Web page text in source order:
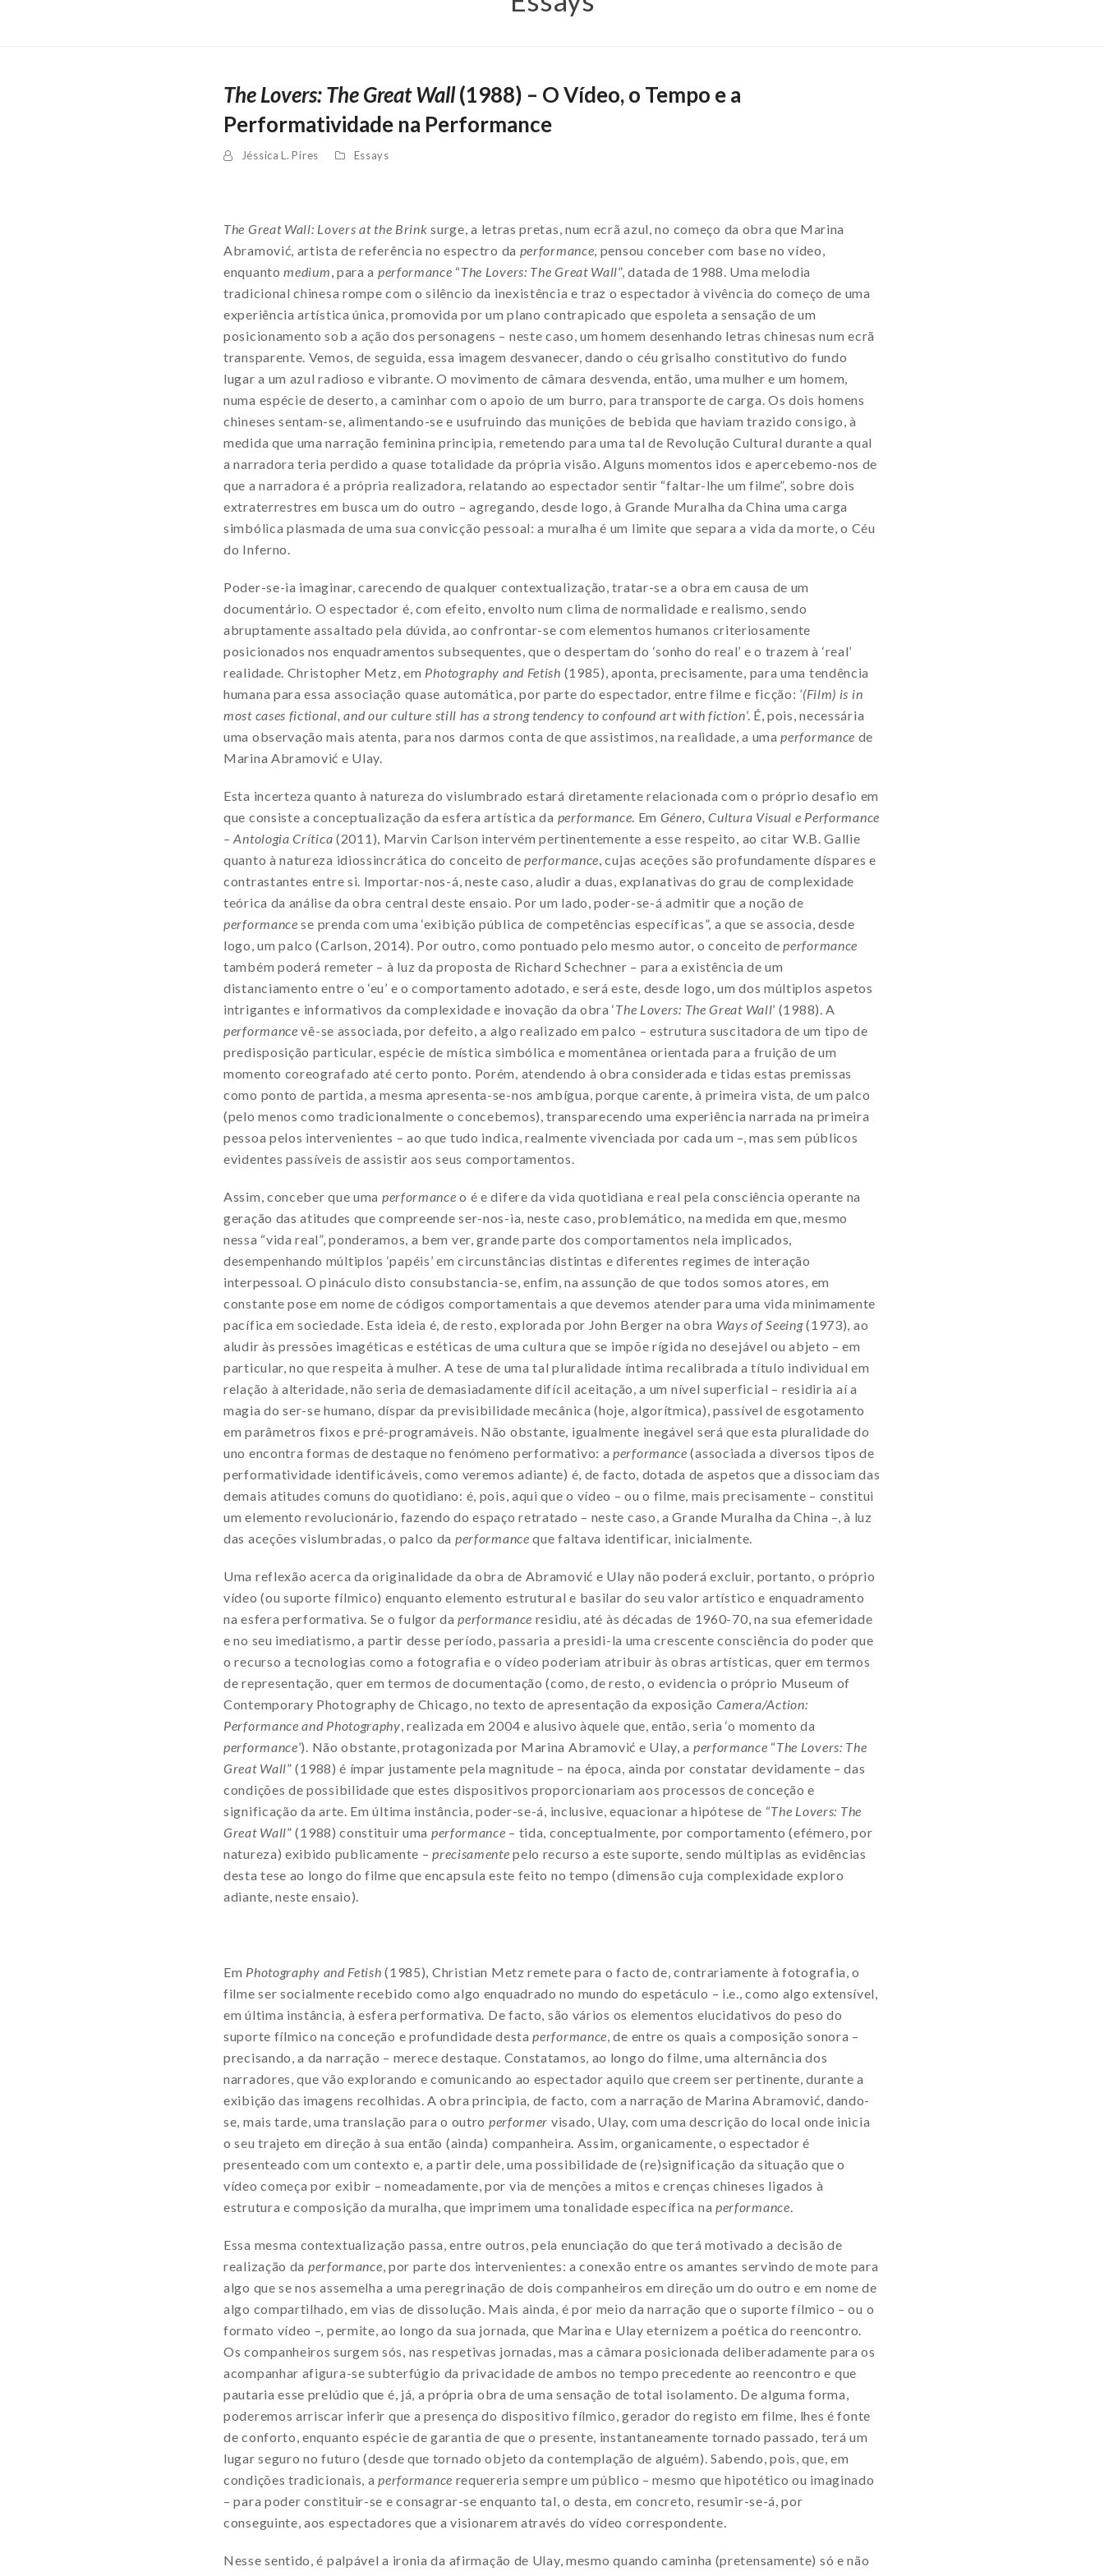
The Lovers: The Great Wall(1988) – O Vídeo, o Tempo e a
Performatividade na Performance
Jéssica L. Pires Essays
The Great Wall: Lovers at the Brink surge, a letras pretas, num ecrã azul, no começo da obra que Marina
Abramović, artista de referência no espectro da performance, pensou conceber com base no vídeo,
enquantomedium, para a performance “The Lovers: The Great Wall”, datada de 1988. Uma melodia
tradicional chinesa rompe com o silêncio da inexistência e traz o espectador à vivência do começo de uma
experiência artística única, promovida por um plano contrapicado que espoleta a sensação de um
posicionamento sob a ação dos personagens – neste caso, um homem desenhando letras chinesas num ecrã
transparente. Vemos, de seguida, essa imagem desvanecer, dando o céu grisalho constitutivo do fundo
lugar a um azul radioso e vibrante. O movimento de câmara desvenda, então, uma mulher e um homem,
numa espécie de deserto, a caminhar com o apoio de um burro, para transporte de carga. Os dois homens
chineses sentam-se, alimentando-se e usufruindo das munições de bebida que haviam trazido consigo, à
medida que uma narração feminina principia, remetendo para uma tal de Revolução Cultural durante a qual
a narradora teria perdido a quase totalidade da própria visão. Alguns momentos idos e apercebemo-nos de
que a narradora é a própria realizadora, relatando ao espectador sentir “faltar-lhe um filme”, sobre dois
extraterrestres em busca um do outro – agregando, desde logo, à Grande Muralha da China uma carga
simbólica plasmada de uma sua convicção pessoal: a muralha é um limite que separa a vida da morte, o Céu
do Inferno.
Poder-se-ia imaginar, carecendo de qualquer contextualização, tratar-se a obra em causa de um
documentário. O espectador é, com efeito, envolto num clima de normalidade e realismo, sendo
abruptamente assaltado pela dúvida, ao confrontar-se com elementos humanos criteriosamente
posicionados nos enquadramentos subsequentes, que o despertam do ‘sonho do real’ e o trazem à ‘real’
realidade. Christopher Metz, em Photography and Fetish (1985), aponta, precisamente, para uma tendência
humana para essa associação quase automática, por parte do espectador, entre filme e ficção: ‘(Film) is in
most cases fictional, and our culture still has a strong tendency to confound art with fiction’. É, pois, necessária
uma observação mais atenta, para nos darmos conta de que assistimos, na realidade, a umaperformance de
Marina Abramović e Ulay.
Esta incerteza quanto à natureza do vislumbrado estará diretamente relacionada com o próprio desafio em
que consiste a conceptualização da esfera artística da performance. Em Género, Cultura Visual e Performance
– Antologia Crítica (2011), Marvin Carlson intervém pertinentemente a esse respeito, ao citar W.B. Gallie
quanto à natureza idiossincrática do conceito deperformance, cujas aceções são profundamente díspares e
contrastantes entre si. Importar-nos-á, neste caso, aludir a duas, explanativas do grau de complexidade
teórica da análise da obra central deste ensaio. Por um lado, poder-se-á admitir que a noção de
performance se prenda com uma ‘exibição pública de competências específicas”, a que se associa, desde
logo, um palco (Carlson, 2014). Por outro, como pontuado pelo mesmo autor, o conceito deperformance
também poderá remeter – à luz da proposta de Richard Schechner – para a existência de um
distanciamento entre o ‘eu’ e o comportamento adotado, e será este, desde logo, um dos múltiplos aspetos
intrigantes e informativos da complexidade e inovação da obra ‘The Lovers: The Great Wall’ (1988). A
performance vê-se associada, por defeito, a algo realizado em palco – estrutura suscitadora de um tipo de
predisposição particular, espécie de mística simbólica e momentânea orientada para a fruição de um
momento coreografado até certo ponto. Porém, atendendo à obra considerada e tidas estas premissas
como ponto de partida, a mesma apresenta-se-nos ambígua, porque carente, à primeira vista, de um palco
(pelo menos como tradicionalmente o concebemos), transparecendo uma experiência narrada na primeira
pessoa pelos intervenientes – ao que tudo indica, realmente vivenciada por cada um –, mas sem públicos
evidentes passíveis de assistir aos seus comportamentos.
Assim, conceber que uma performance o é e difere da vida quotidiana e real pela consciência operante na
geração das atitudes que compreende ser-nos-ia, neste caso, problemático, na medida em que, mesmo
nessa “vida real”, ponderamos, a bem ver, grande parte dos comportamentos nela implicados,
desempenhando múltiplos ‘papéis’ em circunstâncias distintas e diferentes regimes de interação
interpessoal. O pináculo disto consubstancia-se, enfim, na assunção de que todos somos atores, em
constante pose em nome de códigos comportamentais a que devemos atender para uma vida minimamente
pacífica em sociedade. Esta ideia é, de resto, explorada por John Berger na obra Ways of Seeing(1973), ao
aludir às pressões imagéticas e estéticas de uma cultura que se impõe rígida no desejável ou abjeto – em
particular, no que respeita à mulher. A tese de uma tal pluralidade íntima recalibrada a título individual em
relação à alteridade, não seria de demasiadamente difícil aceitação, a um nível superficial – residiria aí a
magia do ser-se humano, díspar da previsibilidade mecânica (hoje, algorítmica), passível de esgotamento
em parâmetros fixos e pré-programáveis. Não obstante, igualmente inegável será que esta pluralidade do
uno encontra formas de destaque no fenómeno performativo: aperformance (associada a diversos tipos de
performatividade identificáveis, como veremos adiante) é, de facto, dotada de aspetos que a dissociam das
demais atitudes comuns do quotidiano: é, pois, aqui que o vídeo – ou o filme, mais precisamente – constitui
um elemento revolucionário, fazendo do espaço retratado – neste caso, a Grande Muralha da China –, à luz
das aceções vislumbradas, o palco da performance que faltava identificar, inicialmente.
Uma reflexão acerca da originalidade da obra de Abramović e Ulay não poderá excluir, portanto, o próprio
vídeo (ou suporte fílmico) enquanto elemento estrutural e basilar do seu valor artístico e enquadramento
na esfera performativa. Se o fulgor daperformance residiu, até às décadas de 1960-70, na sua efemeridade
e no seu imediatismo, a partir desse período, passaria a presidi-la uma crescente consciência do poder que
o recurso a tecnologias como a fotografia e o vídeo poderiam atribuir às obras artísticas, quer em termos
de representação, quer em termos de documentação (como, de resto, o evidencia o próprio Museum of
Contemporary Photography de Chicago, no texto de apresentação da exposição Camera/Action:
Performance and Photography, realizada em 2004 e alusivo àquele que, então, seria ‘o momento da
performance’). Não obstante, protagonizada por Marina Abramović e Ulay, a performance “The Lovers: The
Great Wall” (1988) é ímpar justamente pela magnitude – na época, ainda por constatar devidamente – das
condições de possibilidade que estes dispositivos proporcionariam aos processos de conceção e
significação da arte. Em última instância, poder-se-á, inclusive, equacionar a hipótese de “The Lovers: The
Great Wall” (1988) constituir uma performance – tida, conceptualmente, por comportamento (efémero, por
natureza) exibido publicamente –precisamente pelo recurso a este suporte, sendo múltiplas as evidências
desta tese ao longo do filme que encapsula este feito no tempo (dimensão cuja complexidade exploro
adiante, neste ensaio).
Em Photography and Fetish (1985), Christian Metz remete para o facto de, contrariamente à fotografia, o
filme ser socialmente recebido como algo enquadrado no mundo do espetáculo – i.e., como algo extensível,
em última instância, à esfera performativa. De facto, são vários os elementos elucidativos do peso do
suporte fílmico na conceção e profundidade destaperformance, de entre os quais a composição sonora –
precisando, a da narração – merece destaque. Constatamos, ao longo do filme, uma alternância dos
narradores, que vão explorando e comunicando ao espectador aquilo que creem ser pertinente, durante a
exibição das imagens recolhidas. A obra principia, de facto, com a narração de Marina Abramović, dando-
se, mais tarde, uma translação para o outro performer visado, Ulay, com uma descrição do local onde inicia
o seu trajeto em direção à sua então (ainda) companheira. Assim, organicamente, o espectador é
presenteado com um contexto e, a partir dele, uma possibilidade de (re)significação da situação que o
vídeo começa por exibir – nomeadamente, por via de menções a mitos e crenças chineses ligados à
estrutura e composição da muralha, que imprimem uma tonalidade específica na performance.
Essa mesma contextualização passa, entre outros, pela enunciação do que terá motivado a decisão de
realização da performance, por parte dos intervenientes: a conexão entre os amantes servindo de mote para
algo que se nos assemelha a uma peregrinação de dois companheiros em direção um do outro e em nome de
algo compartilhado, em vias de dissolução. Mais ainda, é por meio da narração que o suporte fílmico – ou o
formato vídeo –, permite, ao longo da sua jornada, que Marina e Ulay eternizem a poética do reencontro.
Os companheiros surgem sós, nas respetivas jornadas, mas a câmara posicionada deliberadamente para os
acompanhar afigura-se subterfúgio da privacidade de ambos no tempo precedente ao reencontro e que
pautaria esse prelúdio que é, já, a própria obra de uma sensação de total isolamento. De alguma forma,
poderemos arriscar inferir que a presença do dispositivo fílmico, gerador do registo em filme, lhes é fonte
de conforto, enquanto espécie de garantia de que o presente, instantaneamente tornado passado, terá um
lugar seguro no futuro (desde que tornado objeto da contemplação de alguém). Sabendo, pois, que, em
condições tradicionais, aperformance requereria sempre um público – mesmo que hipotético ou imaginado
– para poder constituir-se e consagrar-se enquanto tal, o desta, em concreto, resumir-se-á, por
conseguinte, aos espectadores que a visionarem através do vídeo correspondente.
Nesse sentido, é palpável a ironia da afirmação de Ulay, mesmo quando caminha (pretensamente) só e não